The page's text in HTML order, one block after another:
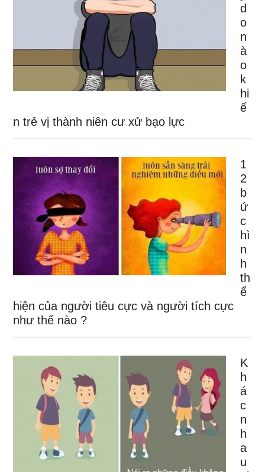
d
o
n
à
o
k
hi
ế
n trẻ vị thành niên cư xử bạo lực
1
2
b
ứ
c
hì
n
h
th
ể
hiện của người tiêu cực và người tích cực
như thế nào ?
K
h
á
c
n
h
a
u